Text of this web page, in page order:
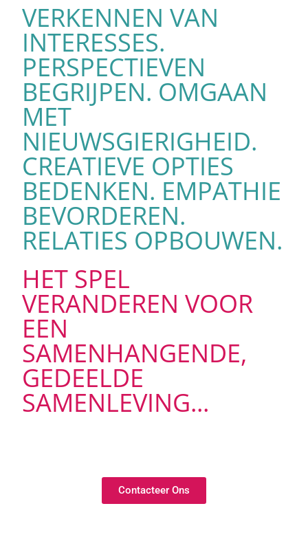
VERKENNEN VAN
INTERESSES.
PERSPECTIEVEN
BEGRIJPEN. OMGAAN
MET
NIEUWSGIERIGHEID.
CREATIEVE OPTIES
BEDENKEN. EMPATHIE
BEVORDEREN.
RELATIES OPBOUWEN.
HET SPEL
VERANDEREN VOOR
EEN
SAMENHANGENDE,
GEDEELDE
SAMENLEVING...
Contacteer Ons